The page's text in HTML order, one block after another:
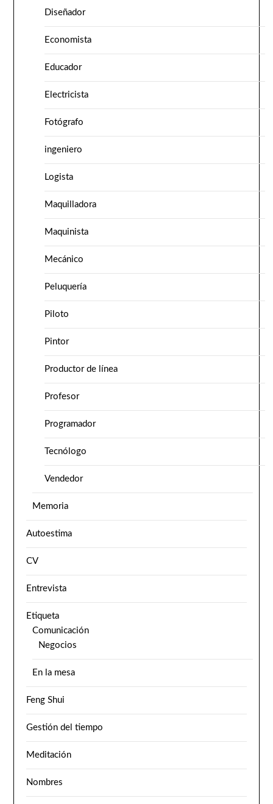
Diseñador
Economista
Educador
Electricista
Fotógrafo
ingeniero
Logista
Maquilladora
Maquinista
Mecánico
Peluquería
Piloto
Pintor
Productor de línea
Profesor
Programador
Tecnólogo
Vendedor
Memoria
Autoestima
CV
Entrevista
Etiqueta
Comunicación
Negocios
En la mesa
Feng Shui
Gestión del tiempo
Meditación
Nombres